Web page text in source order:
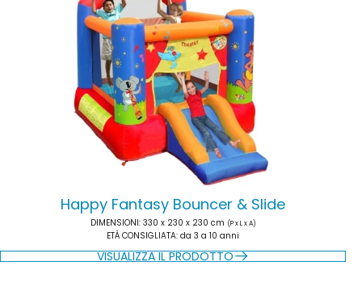
Happy Fantasy Bouncer & Slide
DIMENSIONI: 330 x 230 x 230 cm (P x L x A)
ETÀ CONSIGLIATA: da 3 a 10 anni
VISUALIZZA IL PRODOTTO